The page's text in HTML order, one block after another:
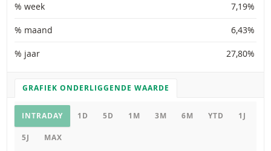
% week 7,19%
% maand 6,43%
% jaar 27,80%
GRAFIEK ONDERLIGGENDE WAARDE
Grafiek onderliggende waarde
GRAFIEK INSTELLINGEN
INTRADAY
1D 5D 1M 3M 6M YTD 1J
5J MAX